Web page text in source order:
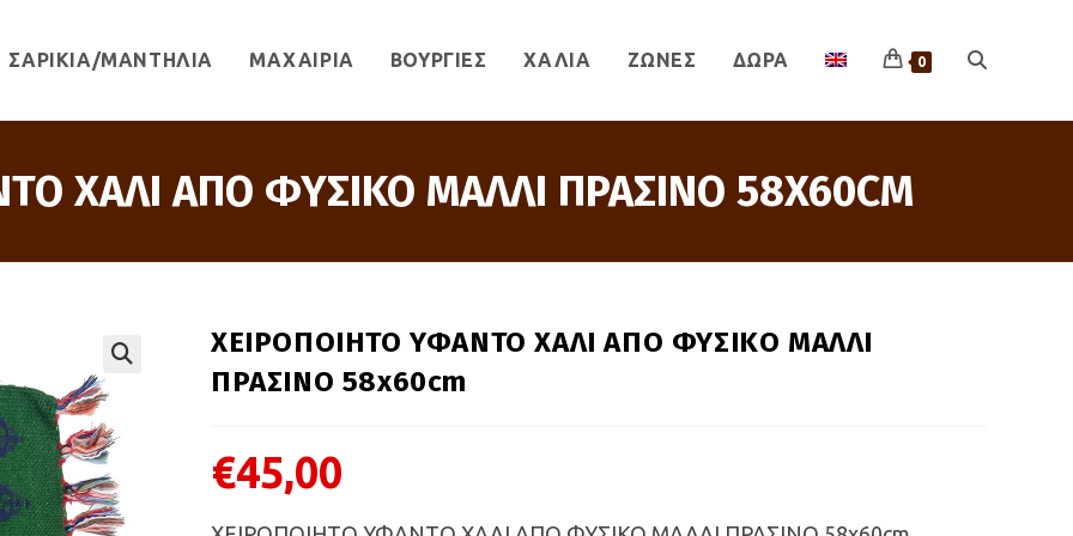
ΣΑΡΙΚΙΑ/ΜΑΝΤΗΛΙΑ ΜΑΧΑΙΡΙΑ ΒΟΥΡΓΙΕΣ ΧΑΛΙΑ ΖΩΝΕΣ ΔΩΡΑ 0 TOGGLE
ΧΑΛΙ ΑΠΟ ΦΥΣΙΚΟ ΜΑΛΛΙ ΠΡΑΣΙΝΟ 58X60CM
ΧΕΙΡΟΠΟΙΗΤΟ ΥΦΑΝΤΟ ΧΑΛΙ ΑΠΟ ΦΥΣΙΚΟ ΜΑΛΛΙ
ΠΡΑΣΙΝΟ 58x60cm
€45,00